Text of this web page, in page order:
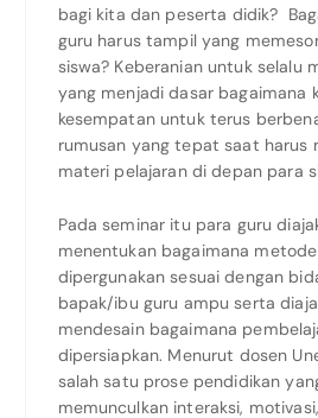
bagi kita dan peserta didik?
guru harus tampil yang
siswa? Keberanian untuk selalu
yang menjadi dasar bagaimana
kesempatan untuk terus
rumusan yang tepat saat harus
materi pelajaran di depan para
Pada seminar itu para guru
menentukan bagaimana
dipergunakan sesuai dengan
bapak/ibu guru ampu serta
mendesain bagaimana
dipersiapkan. Menurut dosen
salah satu prose pendidikan
memunculkan interaksi,